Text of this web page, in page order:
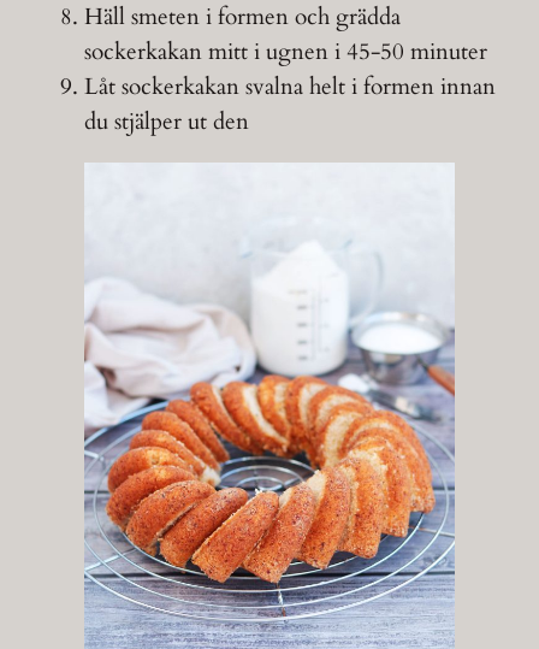
Häll smeten i formen och grädda
sockerkakan mitt i ugnen i 45-50 minuter
Låt sockerkakan svalna helt i formen innan
du stjälper ut den